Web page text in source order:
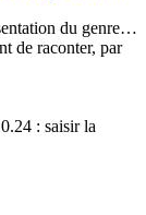
du genre…
de raconter, par